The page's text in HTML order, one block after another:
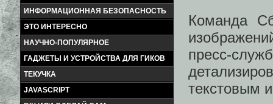
ИНФОРМАЦИОННАЯ БЕЗОПАСНОСТЬ
ЭТО ИНТЕРЕСНО
НАУЧНО-ПОПУЛЯРНОЕ
ГАДЖЕТЫ И УСТРОЙСТВА ДЛЯ ГИКОВ
ТЕКУЧКА
JAVASCRIPT
Команда
пресс-
текстовым